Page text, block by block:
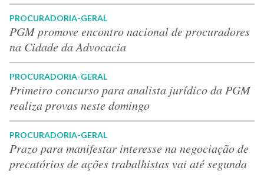
PROCURADORIA-GERAL
PGM promove encontro nacional de procuradores
na Cidade da Advocacia
PROCURADORIA-GERAL
Primeiro concurso para analista jurídico da PGM
realiza provas neste domingo
PROCURADORIA-GERAL
Prazo para manifestar interesse na negociação de
precatórios de ações trabalhistas vai até segunda